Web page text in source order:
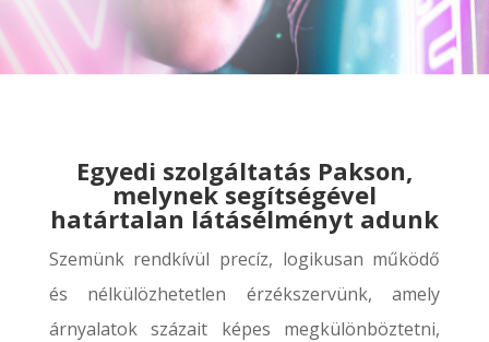
Egyedi szolgáltatás Pakson,
melynek segítségével
határtalan látásélményt adunk
Szemünk rendkívül precíz, logikusan működő
és nélkülözhetetlen érzékszervünk, amely
árnyalatok százait képes megkülönböztetni,